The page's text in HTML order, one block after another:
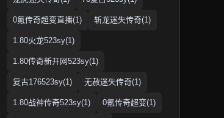
0氪传奇超变直播(1) 斩龙迷失传奇(1)
1.80火龙523sy(1)
1.80传奇新开网523sy(1)
复古176523sy(1) 无赦迷失传奇(1)
1.80战神传奇523sy(1) 0氪传奇超变(1)